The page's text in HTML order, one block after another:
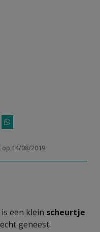
14/08/2019
een klein scheurtje
geneest.